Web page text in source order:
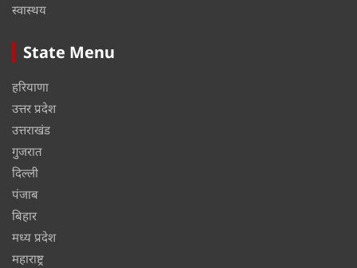
स्वास्थय
State Menu
हरियाणा
उत्तर प्रदेश
उत्तराखंड
गुजरात
दिल्ली
पंजाब
बिहार
मध्य प्रदेश
महाराष्ट्र